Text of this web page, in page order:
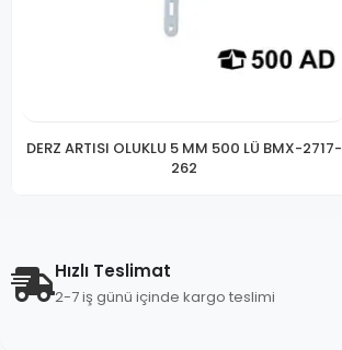
DERZ ARTISI OLUKLU 5 MM 500 LÜ BMX-2717-
262
Hızlı Teslimat
2-7 iş günü içinde kargo teslimi